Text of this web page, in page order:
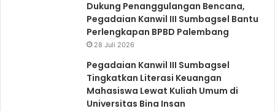
Dukung Penanggulangan Bencana,
Pegadaian Kanwil III Sumbagsel Bantu
Perlengkapan BPBD Palembang
28 Juli 2026
Pegadaian Kanwil III Sumbagsel
Tingkatkan Literasi Keuangan
Mahasiswa Lewat Kuliah Umum di
Universitas Bina Insan